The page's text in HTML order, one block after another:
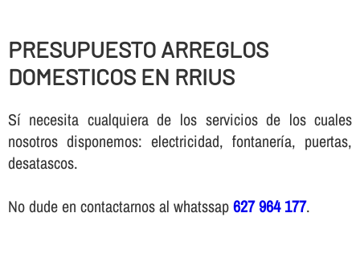
PRESUPUESTO ARREGLOS
DOMESTICOS EN RRIUS
Sí necesita cualquiera de los servicios de los cuales
nosotros disponemos: electricidad, fontanería, puertas,
desatascos.
No dude en contactarnos al whatssap627 964 177.